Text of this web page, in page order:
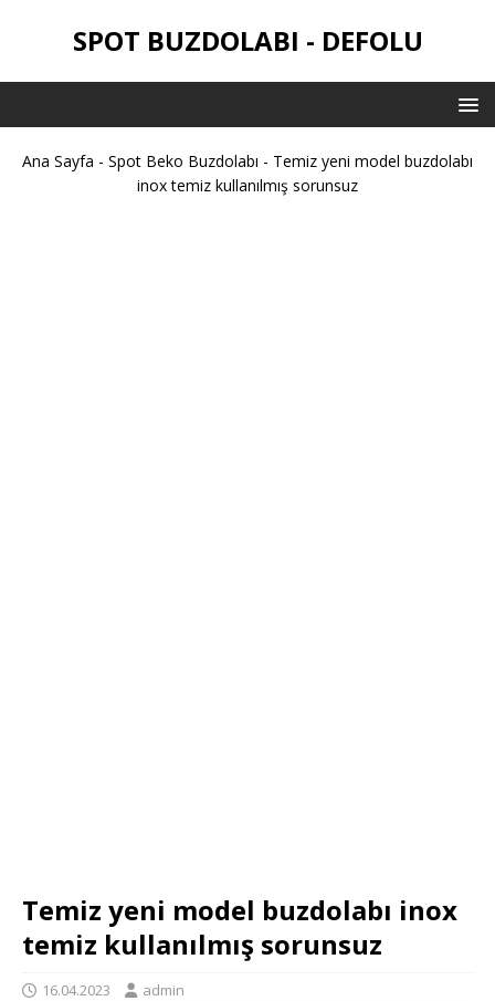
SPOT BUZDOLABI - DEFOLU
Ana Sayfa - Spot Beko Buzdolabı - Temiz yeni model buzdolabı
inox temiz kullanılmış sorunsuz
Temiz yeni model buzdolabı inox
temiz kullanılmış sorunsuz
16.04.2023 admin